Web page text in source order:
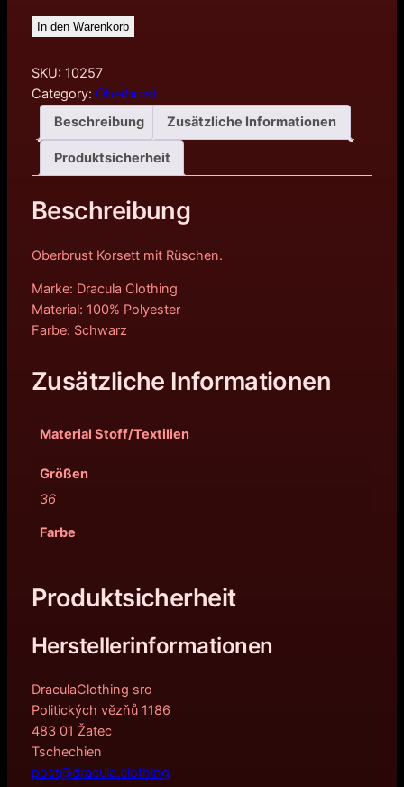
In den Warenkorb
SKU: 10257
Category: Oberbrust
Beschreibung
Zusätzliche Informationen
Produktsicherheit
Beschreibung
Oberbrust Korsett mit Rüschen.
Marke: Dracula Clothing
Material: 100% Polyester
Farbe: Schwarz
Zusätzliche Informationen
Material Stoff/Textilien
Größen
36
Farbe
Produktsicherheit
Herstellerinformationen
DraculaClothing sro
Politických vězňů 1186
483 01 Žatec
Tschechien
post@dracula.clothing